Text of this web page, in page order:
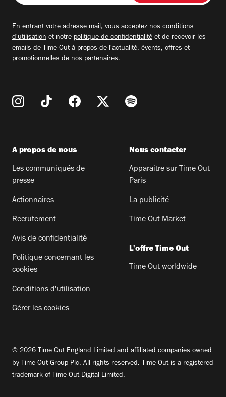
adresse
En entrant votre adresse mail, vous acceptez nos conditions
d'utilisation et notre politique de confidentialité et de recevoir les
emails de Time Out à propos de l'actualité, évents, offres et
promotionnelles de nos partenaires.
A propos de nous
Les communiqués de
presse
Actionnaires
Recrutement
Avis de confidentialité
Politique concernant les
cookies
Conditions d'utilisation
Gérer les cookies
Nous contacter
Apparaitre sur Time Out
Paris
La publicité
Time Out Market
L'offre Time Out
Time Out worldwide
© 2026 Time Out England Limited and affiliated companies owned
by Time Out Group Plc. All rights reserved. Time Out is a registered
trademark of Time Out Digital Limited.